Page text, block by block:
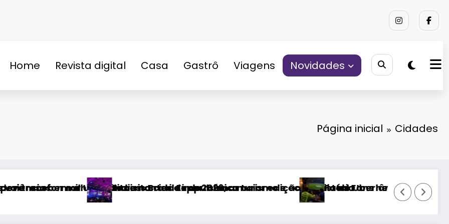
Home Revista digital Casa Gastrô Viagens Novidades
Página inicial Cidades
e economia de Uberlândia
edição da históriaFatal Fans negocia transmissão do Campeonato Chileno e pode estrear no
Caso do ator Chadwick